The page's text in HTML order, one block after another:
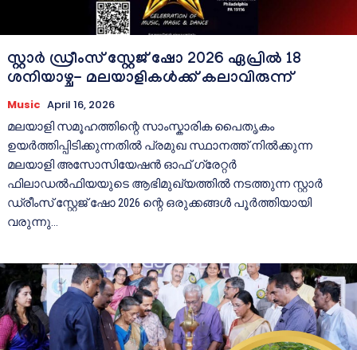
സ്റ്റാർ ഡ്രീംസ് സ്റ്റേജ് ഷോ 2026 ഏപ്രിൽ 18
ശനിയാഴ്ച- മലയാളികൾക്ക് കലാവിരുന്ന്
Music April 16, 2026
മലയാളി സമൂഹത്തിന്റെ സാംസ്കാരിക പൈതൃകം
ഉയർത്തിപ്പിടിക്കുന്നതിൽ പ്രമുഖ സ്ഥാനത്ത് നിൽക്കുന്ന
മലയാളി അസോസിയേഷൻ ഓഫ് ഗ്രേറ്റർ
ഫിലാഡൽഫിയയുടെ ആഭിമുഖ്യത്തിൽ നടത്തുന്ന സ്റ്റാർ
ഡ്രീംസ് സ്റ്റേജ് ഷോ 2026 ന്റെ ഒരുക്കങ്ങൾ പൂർത്തിയായി
വരുന്നു...